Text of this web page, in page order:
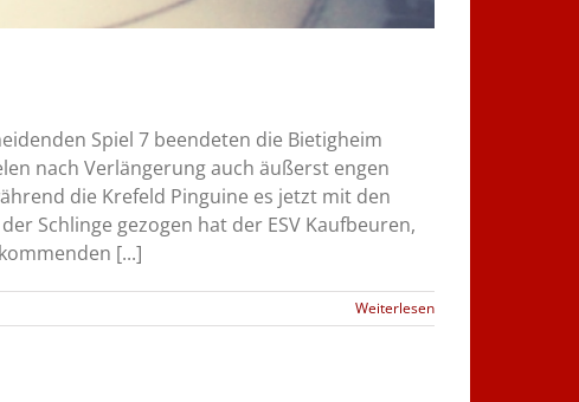
Spiel 7 beendeten die Bietigheim
nach Verlängerung auch äußerst engen
die Krefeld Pinguine es jetzt mit den
Schlinge gezogen hat der ESV Kaufbeuren,
[...]
Weiterlesen